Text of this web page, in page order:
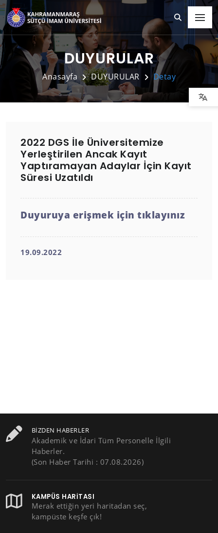
DUYURULAR
Anasayfa DUYURULAR Detay
2022 DGS İle Üniversitemize
Yerleştirilen Ancak Kayıt
Yaptıramayan Adaylar İçin Kayıt
Süresi Uzatıldı
Duyuruya erişmek için tıklayınız
19.09.2022
BIZDEN HABERLER
Akademik ve İdari Tüm Personelle İlgili
Haberler.
(Son Haber Tarihi : 07.08.2026)
KAMPÜS HARITASI
Merak ettiğin yeri haritadan seç,
kampüste keşfe çık!